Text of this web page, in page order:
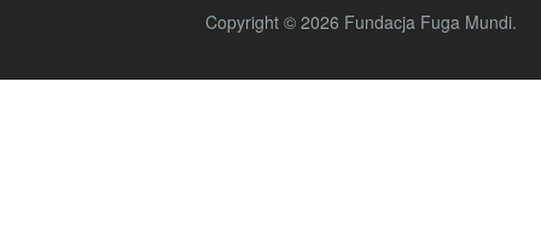
Copyright © 2026 Fundacja Fuga Mundi.